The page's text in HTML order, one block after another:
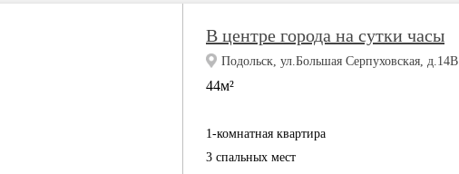
В центре города на сутки часы
Подольск, ул.Большая Серпуховская, д.14В
44м²
1-комнатная квартира
3 спальных мест